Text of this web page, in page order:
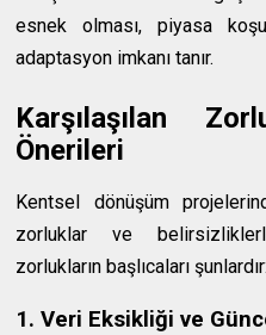
esnek olması, piyasa
adaptasyon imkanı tanır.
Karşılaşılan
Önerileri
Kentsel dönüşüm
zorluklar ve
zorlukların başlıcaları şunlardır:
1. Veri Eksikliği ve